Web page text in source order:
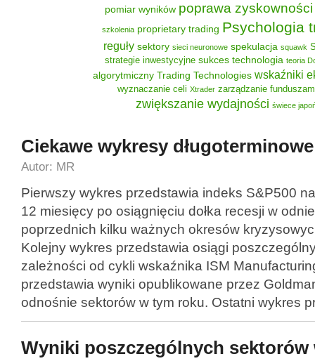
pomiar wyników poprawa zyskowności
szkolenia proprietary trading Psychologia
reguły sektory sieci neuronowe spekulacja squawk
strategie inwestycyjne sukces technologia teoria
algorytmiczny Trading Technologies wskaźniki
wyznaczanie celi Xtrader zarządzanie
zwiększanie wydajności świece
Ciekawe wykresy długoterminowe
Autor: MR
Pierwszy wykres przedstawia indeks S&P500
12 miesięcy po osiągnięciu dołka recesji w
poprzednich kilku ważnych okresów
Kolejny wykres przedstawia osiągi
zależności od cykli wskaźnika ISM
przedstawia wyniki opublikowane przez
odnośnie sektorów w tym roku. Ostatni wykres
Wyniki poszczególnych sektorów